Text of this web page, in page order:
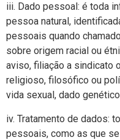
iii. Dado pessoal: é toda
pessoa natural,
pessoais quando
sobre origem racial ou
aviso, filiação a sindicato
religioso, filosófico ou
vida sexual, dado
iv. Tratamento de dados:
pessoais, como as que